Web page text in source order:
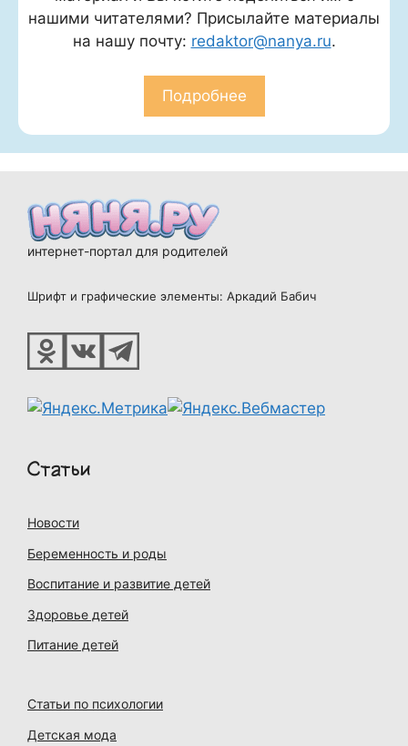
нашими читателями? Присылайте материалы
на нашу почту: redaktor@nanya.ru.
Подробнее
интернет-портал для родителей
Шрифт и графические элементы: Аркадий Бабич
Статьи
Новости
Беременность и роды
Воспитание и развитие детей
Здоровье детей
Питание детей
Статьи по психологии
Детская мода